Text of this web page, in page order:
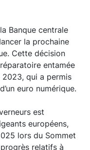
Banque centrale
la prochaine
Cette décision
entamée
2023, qui a permis
euro numérique.
est
européens,
lors du Sommet
relatifs à